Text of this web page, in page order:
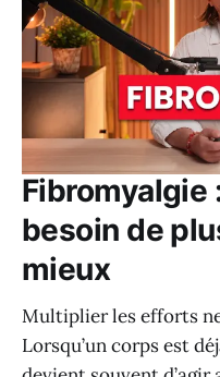
Fibromyalgie
besoin de
mieux
Multiplier les efforts
Lorsqu’un corps est